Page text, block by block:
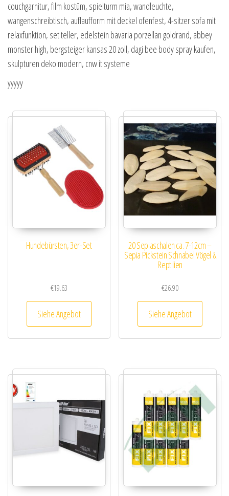
couchgarnitur, film kostüm, spielturm mia, wandleuchte,
wangenschreibtisch, auflaufform mit deckel ofenfest, 4-sitzer sofa mit
relaxfunktion, set teller, edelstein bavaria porzellan goldrand, abbey
monster high, bergsteiger kansas 20 zoll, dagi bee body spray kaufen,
skulpturen deko modern, cnw it systeme
yyyyy
Hundebürsten, 3er-Set
€19.63
Siehe Angebot
20 Sepiaschalen ca. 7-12cm –
Sepia Pickstein Schnabel Vögel &
Reptilien
€26.90
Siehe Angebot